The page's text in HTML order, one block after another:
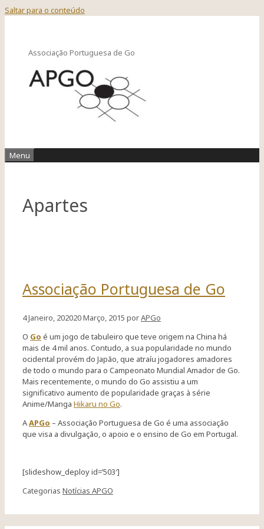
Saltar para o conteúdo
Associação Portuguesa de Go
Menu
Apartes
Associação Portuguesa de Go
4 Janeiro, 202020 Março, 2015 porAPGo
O Go é um jogo de tabuleiro que teve origem na China há
mais de 4 mil anos. Contudo, a sua popularidade no mundo
ocidental provém do Japão, que atraíu jogadores amadores
de todo o mundo para o Campeonato Mundial Amador de Go.
Mais recentemente, o mundo do Go assistiu a um
significativo aumento de popularidade graças à série
Anime/Manga Hikaru no Go.
AAPGo – Associação Portuguesa de Go é uma associação
que visa a divulgação, o apoio e o ensino de Go em Portugal.
[slideshow_deploy id=’503′]
Categorias Notícias APGO